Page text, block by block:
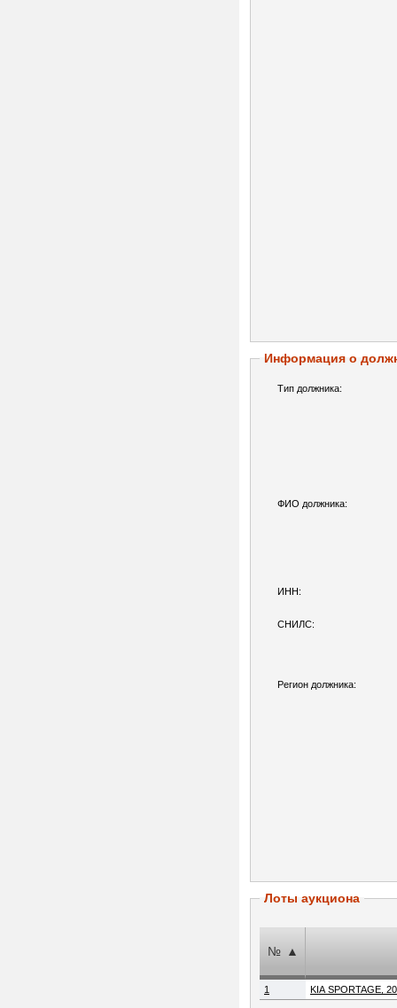
Информация о
Тип должника:
ФИО должника:
ИНН:
СНИЛС:
Регион должника:
Лоты аукциона
№ ▲
1